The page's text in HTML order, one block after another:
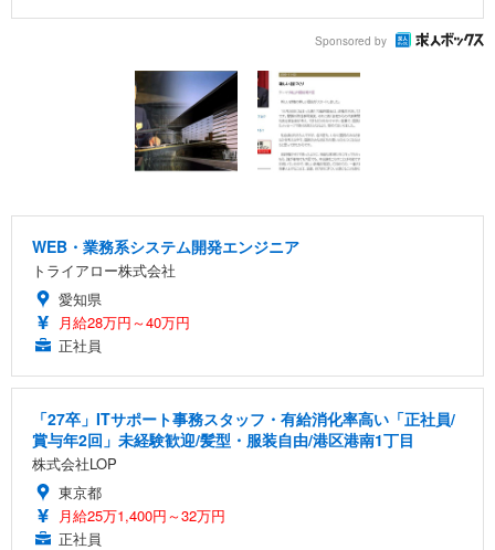
Sponsored by
WEB・業務系システム開発エンジニア
トライアロー株式会社
愛知県
月給28万円～40万円
正社員
「27卒」ITサポート事務スタッフ・有給消化率高い「正社員/
賞与年2回」未経験歓迎/髪型・服装自由/港区港南1丁目
株式会社LOP
東京都
月給25万1,400円～32万円
正社員